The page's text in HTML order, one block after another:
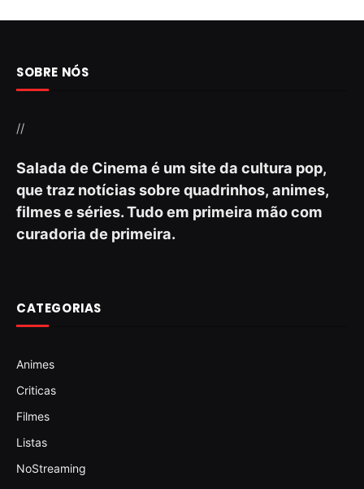
SOBRE NÓS
//
Salada de Cinema é um site da cultura pop,
que traz notícias sobre quadrinhos, animes,
filmes e séries. Tudo em primeira mão com
curadoria de primeira.
CATEGORIAS
Animes
Criticas
Filmes
Listas
NoStreaming